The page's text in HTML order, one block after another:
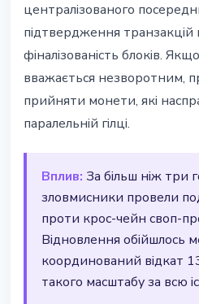
централізованого
підтвердження
фіналізованість блоків.
вважається незворотним,
прийняти монети, які
паралельній гілці.
Вплив: За більш ніж три
зловмисники провели
проти крос-чейн своп-
Відновлення обійшлось
координований відкат
такого масштабу за всю